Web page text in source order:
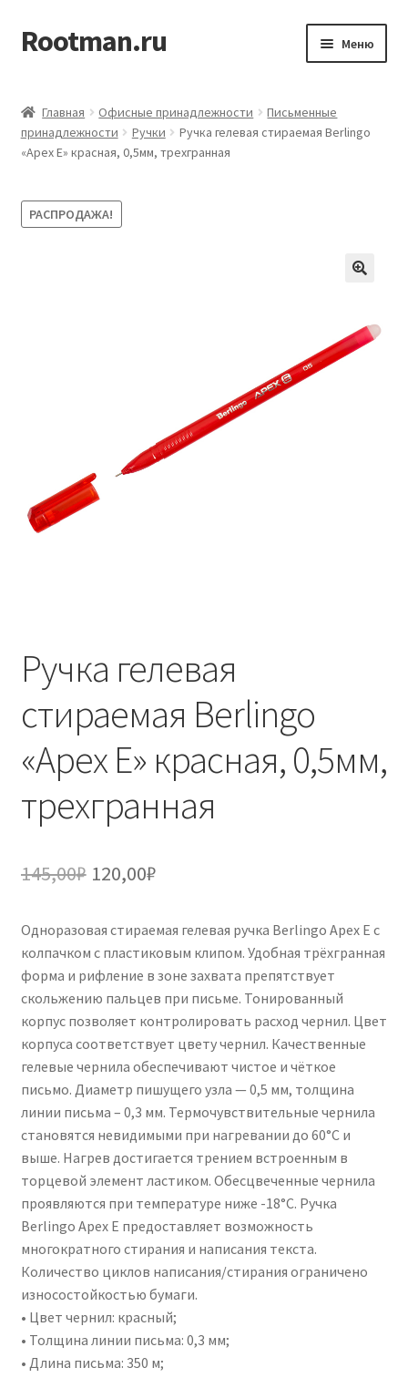
Перейти
к
Перейти
к
Rootman.ru Меню
меню
Офисные принадлежности
Товары для учёбы
меню
Главная Офисные принадлежности
Письменные
принадлежности
Ручки
Ручка гелевая стираемая Berlingo
«Apex E» красная, 0,5мм, трехгранная
РАСПРОДАЖА!
Ручка гелевая
стираемая Berlingo
«Apex E» красная, 0,5мм,
трехгранная
145,00₽ Первоначальная
составляла
145,00₽.
120,00₽Текущая
120,00₽.
Одноразовая стираемая гелевая ручка Berlingo Apex E с
колпачком с пластиковым клипом. Удобная трёхгранная
форма и рифление в зоне захвата препятствует
скольжению пальцев при письме. Тонированный
корпус позволяет контролировать расход чернил. Цвет
корпуса соответствует цвету чернил. Качественные
гелевые чернила обеспечивают чистое и чёткое
письмо. Диаметр пишущего узла — 0,5 мм, толщина
линии письма – 0,3 мм. Термочувствительные чернила
становятся невидимыми при нагревании до 60°С и
выше. Нагрев достигается трением встроенным в
торцевой элемент ластиком. Обесцвеченные чернила
проявляются при температуре ниже -18°С. Ручка
Berlingo Apex E предоставляет возможность
многократного стирания и написания текста.
Количество циклов написания/стирания ограничено
износостойкостью бумаги.
• Цвет чернил: красный;
• Толщина линии письма: 0,3 мм;
• Длина письма: 350 м;